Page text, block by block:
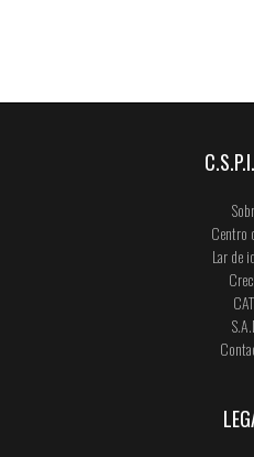
Centro
Lar de